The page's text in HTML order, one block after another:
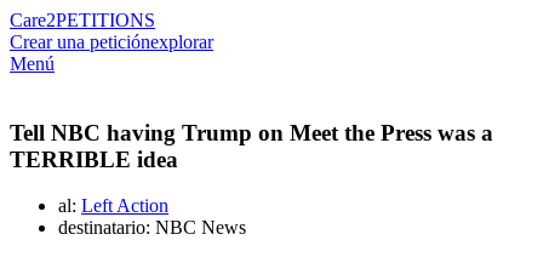
Care2PETITIONS
Crear una peticiónexplorar
Menú
Tell NBC having Trump on Meet the Press was a
TERRIBLE idea
al: Left Action
destinatario: NBC News